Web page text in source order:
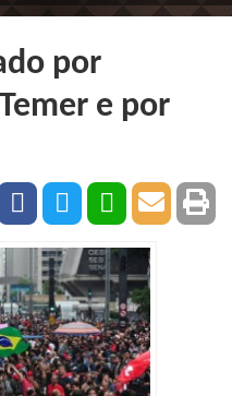
por
e por